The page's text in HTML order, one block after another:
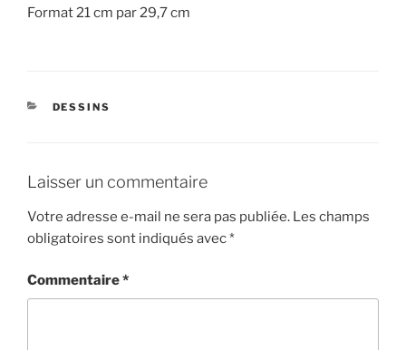
Format 21 cm par 29,7 cm
CATÉGORIES
DESSINS
Laisser un commentaire
Votre adresse e-mail ne sera pas publiée. Les champs
obligatoires sont indiqués avec*
Commentaire*